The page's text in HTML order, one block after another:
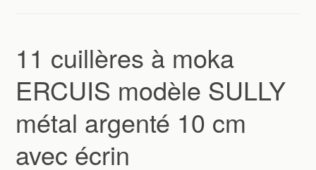
11 cuillères à moka
ERCUIS modèle SULLY
métal argenté 10 cm
avec écrin